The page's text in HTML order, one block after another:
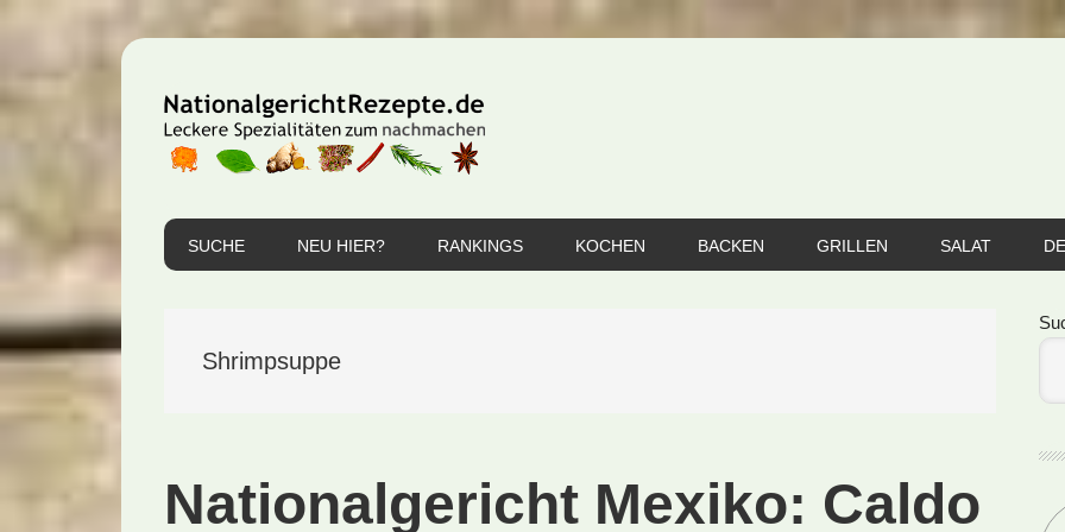
Hauptnavigation
SUCHE NEU HIER? RANKINGS KOCHEN BACKEN GRILLEN SALAT
Shrimpsuppe
Nationalgericht Mexiko: Caldo